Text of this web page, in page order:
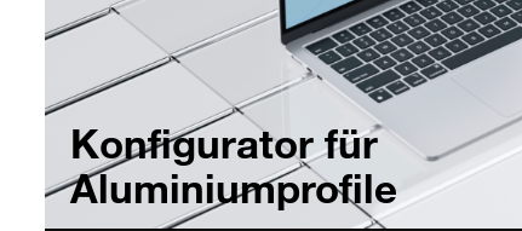
Konfigurator für
Aluminiumprofile